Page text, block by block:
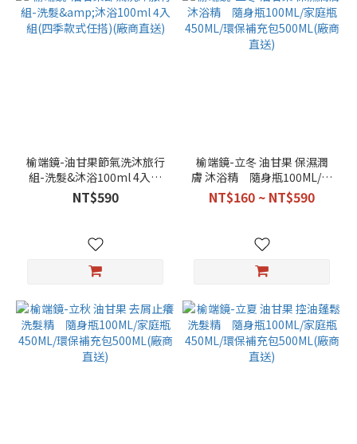
榆端鏡-油甘果節氣洗沐旅行
組-洗髮&沐浴100ml 4入組
(四季款式任搭)(廠商直送)
NT$590
榆端鏡-立冬 油甘果 保濕潤
膚 沐浴精 隨身瓶100ML/家
庭瓶450ML/環保補充包
500ML(廠商直送)
NT$160 ~ NT$590